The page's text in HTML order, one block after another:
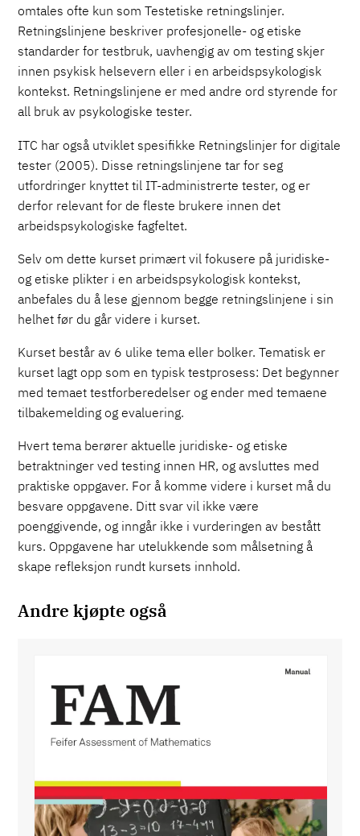
omtales ofte kun som Testetiske retningslinjer.
Retningslinjene beskriver profesjonelle- og etiske
standarder for testbruk, uavhengig av om testing skjer
innen psykisk helsevern eller i en arbeidspsykologisk
kontekst. Retningslinjene er med andre ord styrende for
all bruk av psykologiske tester.
ITC har også utviklet spesifikke Retningslinjer for digitale
tester (2005). Disse retningslinjene tar for seg
utfordringer knyttet til IT-administrerte tester, og er
derfor relevant for de fleste brukere innen det
arbeidspsykologiske fagfeltet.
Selv om dette kurset primært vil fokusere på juridiske-
og etiske plikter i en arbeidspsykologisk kontekst,
anbefales du å lese gjennom begge retningslinjene i sin
helhet før du går videre i kurset.
Kurset består av 6 ulike tema eller bolker. Tematisk er
kurset lagt opp som en typisk testprosess: Det begynner
med temaet testforberedelser og ender med temaene
tilbakemelding og evaluering.
Hvert tema berører aktuelle juridiske- og etiske
betraktninger ved testing innen HR, og avsluttes med
praktiske oppgaver. For å komme videre i kurset må du
besvare oppgavene. Ditt svar vil ikke være
poenggivende, og inngår ikke i vurderingen av bestått
kurs. Oppgavene har utelukkende som målsetning å
skape refleksjon rundt kursets innhold.
Andre kjøpte også